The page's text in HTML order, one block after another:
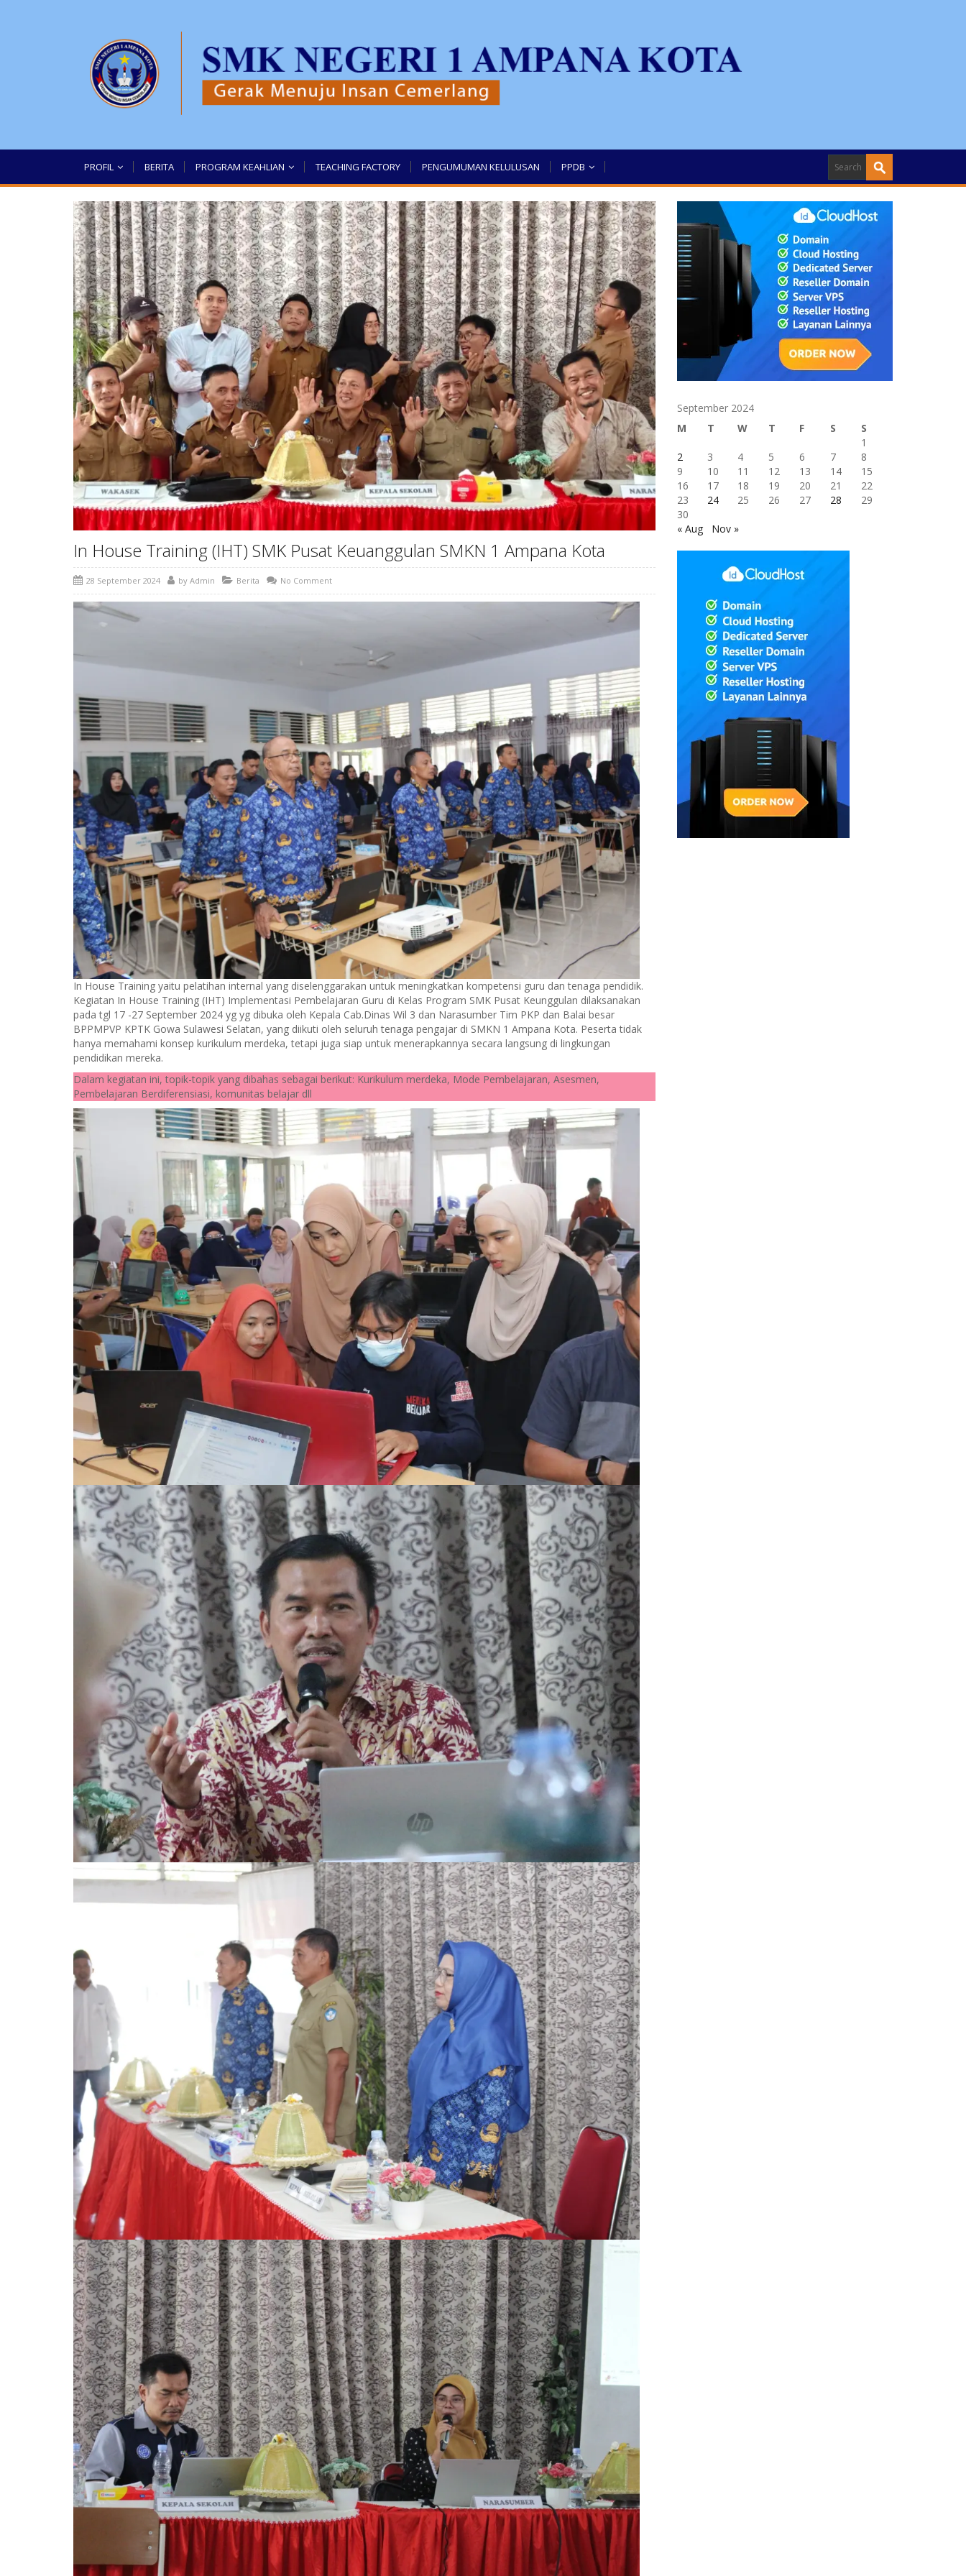
PROFIL BERITA PROGRAM KEAHLIAN TEACHING FACTORY PENGUMUMAN KELULUSAN PPDB
In House Training (IHT) SMK Pusat Keuanggulan SMKN 1 Ampana Kota
28 September 2024 by Admin Berita No Comment
In House Training yaitu pelatihan internal yang diselenggarakan untuk meningkatkan kompetensi guru dan tenaga pendidik.
Kegiatan In House Training (IHT) Implementasi Pembelajaran Guru di Kelas Program SMK Pusat Keunggulan dilaksanakan
pada tgl 17 -27 September 2024 yg yg dibuka oleh Kepala Cab.Dinas Wil 3 dan Narasumber Tim PKP dan Balai besar
BPPMPVP KPTK Gowa Sulawesi Selatan, yang diikuti oleh seluruh tenaga pengajar di SMKN 1 Ampana Kota. Peserta tidak
hanya memahami konsep kurikulum merdeka, tetapi juga siap untuk menerapkannya secara langsung di lingkungan
pendidikan mereka.
Dalam kegiatan ini, topik-topik yang dibahas sebagai berikut: Kurikulum merdeka, Mode Pembelajaran, Asesmen,
Pembelajaran Berdiferensiasi, komunitas belajar dll
September 2024
M
T W T F S
S
1
2
3 4 5 6 7
8
9
10 11 12 13 14
15
16
17 18 19 20 21
22
23
24 25 26 27 28
29
30
« Aug
Nov »